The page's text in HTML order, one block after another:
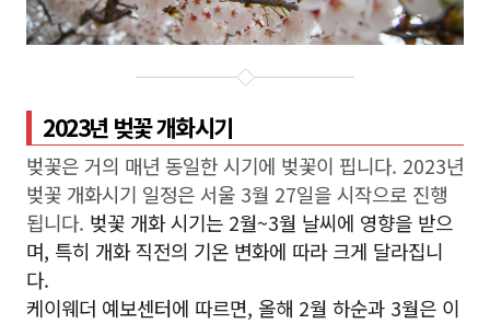
2023년 벚꽃 개화시기
벚꽃은 거의 매년 동일한 시기에 벚꽃이 핍니다. 2023년
벚꽃 개화시기 일정은 서울 3월 27일을 시작으로 진행
됩니다. 벚꽃 개화 시기는 2월~3월 날씨에 영향을 받으
며, 특히 개화 직전의 기온 변화에 따라 크게 달라집니
다.
케이웨더 예보센터에 따르면, 올해 2월 하순과 3월은 이